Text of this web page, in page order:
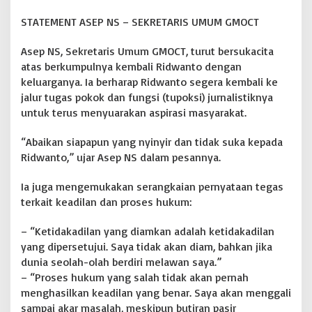
STATEMENT ASEP NS – SEKRETARIS UMUM GMOCT
Asep NS, Sekretaris Umum GMOCT, turut bersukacita
atas berkumpulnya kembali Ridwanto dengan
keluarganya. Ia berharap Ridwanto segera kembali ke
jalur tugas pokok dan fungsi (tupoksi) jurnalistiknya
untuk terus menyuarakan aspirasi masyarakat.
“Abaikan siapapun yang nyinyir dan tidak suka kepada
Ridwanto,” ujar Asep NS dalam pesannya.
Ia juga mengemukakan serangkaian pernyataan tegas
terkait keadilan dan proses hukum:
– “Ketidakadilan yang diamkan adalah ketidakadilan
yang dipersetujui. Saya tidak akan diam, bahkan jika
dunia seolah-olah berdiri melawan saya.”
– “Proses hukum yang salah tidak akan pernah
menghasilkan keadilan yang benar. Saya akan menggali
sampai akar masalah, meskipun butiran pasir